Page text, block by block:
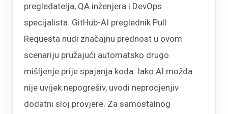
pregledatelja, QA inženjera i DevOps
specijalista. GitHub-AI preglednik Pull
Requesta nudi značajnu prednost u ovom
scenariju pružajući automatsko drugo
mišljenje prije spajanja koda. Iako AI možda
nije uvijek nepogrešiv, uvodi neprocjenjiv
dodatni sloj provjere. Za samostalnog